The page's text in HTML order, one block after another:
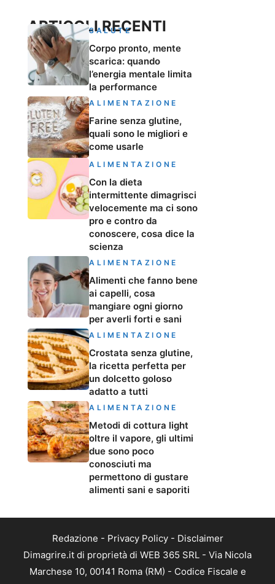
ARTICOLI RECENTI
SALUTE
Corpo pronto, mente
scarica: quando
l’energia mentale limita
la performance
ALIMENTAZIONE
Farine senza glutine,
quali sono le migliori e
come usarle
ALIMENTAZIONE
Con la dieta
intermittente dimagrisci
velocemente ma ci sono
pro e contro da
conoscere, cosa dice la
scienza
ALIMENTAZIONE
Alimenti che fanno bene
ai capelli, cosa
mangiare ogni giorno
per averli forti e sani
ALIMENTAZIONE
Crostata senza glutine,
la ricetta perfetta per
un dolcetto goloso
adatto a tutti
ALIMENTAZIONE
Metodi di cottura light
oltre il vapore, gli ultimi
due sono poco
conosciuti ma
permettono di gustare
alimenti sani e saporiti
Redazione - Privacy Policy- Disclaimer
Dimagrire.it di proprietà di WEB 365 SRL - Via Nicola
Marchese 10, 00141 Roma (RM) - Codice Fiscale e